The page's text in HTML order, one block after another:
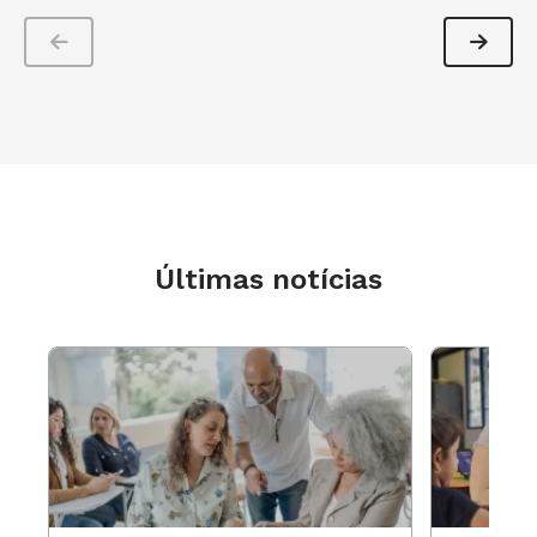
educacional, estudos feitos em escolas norte-
americanas mostraram que professores que
maior equilíbrio emocional em classe
crescente de professores adotando a prática da
meditação e com alegria vejo a grande
diferença que isso pode fazer em seu bem-estar.
Como um professor me disse outro dia:
Quando entro em sala de aula ‘meditado’ tudo
Últimas notícias